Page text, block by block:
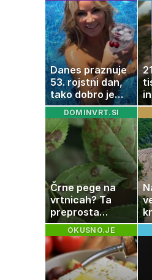
Danes praznuje
53. rojstni dan,
tako dobro je
videti znana
Slovenka
DOMINVRT.SI
Črne pege na
vrtnicah? Ta
preprosta
sestavina
pomaga
preprečiti
težavo
OKUSNO.JE